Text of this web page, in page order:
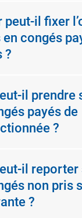
peut-il fixer
congés
?
il prendre
payés de
?
il reporter
non pris
?